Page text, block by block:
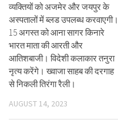
व्यक्तियों को अजमेर और जयपुर के
अस्पतालों में ब्लड उपलब्ध करवाएगी।
15 अगस्त को आना सागर किनारे
भारत माता की आरती और
आतिशबाजी। विदेशी कलाकार तनुरा
नृत्य करेंगे। ख्वाजा साहब की दरगाह
से निकली तिरंगा रैली।
AUGUST 14, 2023